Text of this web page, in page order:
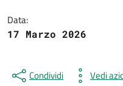
Data:
17 Marzo 2026
Condividi Vedi